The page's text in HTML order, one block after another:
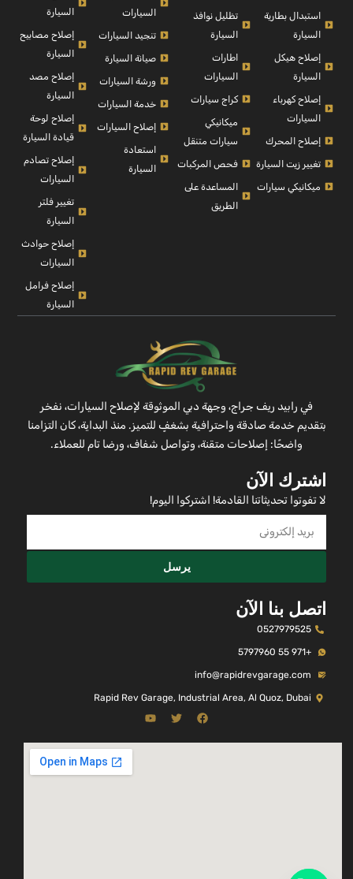
استبدال بطارية
السيارة
إصلاح هيكل
السيارة
إصلاح كهرباء
السيارات
إصلاح المحرك
تغيير زيت السيارة
ميكانيكي سيارات
تظليل نوافذ
السيارة
اطارات
السيارات
كراج سيارات
ميكانيكي
سيارات متنقل
فحص المركبات
المساعدة على
الطريق
السيارات
تنجيد السيارات
صيانة السيارة
ورشة السيارات
خدمة السيارات
إصلاح السيارات
استعادة
السيارة
السيارة
إصلاح مصابيح
السيارة
إصلاح مصد
السيارة
إصلاح لوحة
قيادة السيارة
إصلاح تصادم
السيارات
تغيير فلتر
السيارة
إصلاح حوادث
السيارات
إصلاح فرامل
السيارة
في رابيد ريف جراج، وجهة دبي الموثوقة لإصلاح السيارات، نفخر
بتقديم خدمة صادقة واحترافية بشغفٍ للتميز. منذ البداية، كان التزامنا
واضحًا: إصلاحات متقنة، وتواصل شفاف، ورضا تام للعملاء.
اشترك الآن
لا تفوتوا تحديثاتنا القادمة! اشتركوا اليوم!
يرسل
اتصل بنا الآن
0527979525
+971 55 5797960
info@rapidrevgarage.com
Rapid Rev Garage, Industrial Area, Al Quoz, Dubai